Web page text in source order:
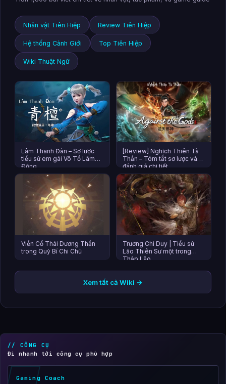
Nhân vật Tiên Hiệp Review Tiên Hiệp
Hệ thống Cảnh Giới Top Tiên Hiệp
Wiki Thuật Ngữ
Lâm Thanh Đàn – Sơ lược
tiểu sử em gái Võ Tổ Lâm
Động
[Review] Nghịch Thiên Tà
Thần – Tóm tắt sơ lược và
đánh giá chi tiết
Viễn Cổ Thái Dương Thần
trong Quỷ Bí Chi Chủ
Trương Chi Duy | Tiểu sử
Lão Thiên Sư một trong
Thập Lão
Xem tất cả Wiki →
// CÔNG CỤ
Đi nhanh tới công cụ phù hợp
Gaming Coach